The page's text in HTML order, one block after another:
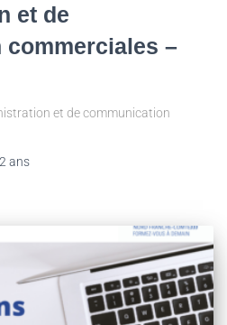
et de
–
et de communication
2 ans